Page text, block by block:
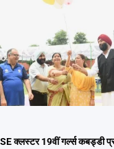
क्लस्टर 19वीं गर्ल्स कबड्डी